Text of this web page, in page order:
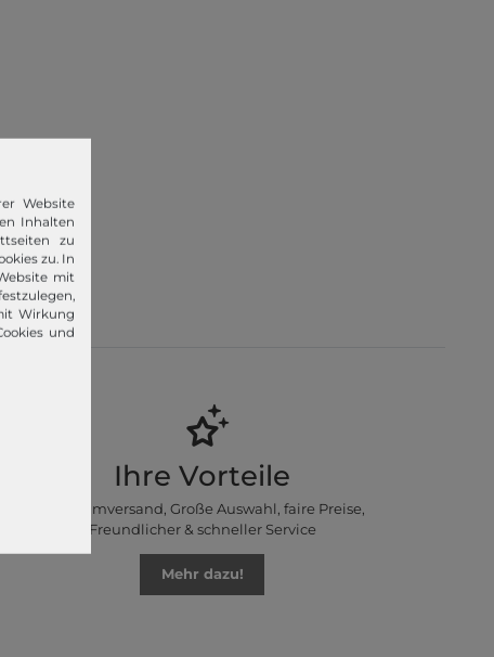
im Jahr
Klein,
Ihre Vorteile
Premiumversand, Große Auswahl, faire Preise,
Freundlicher & schneller Service
Mehr dazu!
Website
Inhalten
zu
zu. In
mit
Wirkung
und